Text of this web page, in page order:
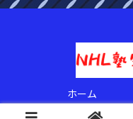
ホーム